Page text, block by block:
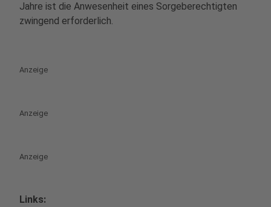
Jahre ist die Anwesenheit eines Sorgeberechtigten
zwingend erforderlich.
Anzeige
Anzeige
Anzeige
Links: